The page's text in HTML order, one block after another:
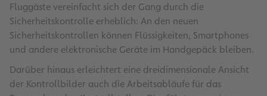
Fluggäste vereinfacht sich der Gang durch die
Sicherheitskontrolle erheblich: An den neuen
Sicherheitskontrollen können Flüssigkeiten, Smartphones
und andere elektronische Geräte im Handgepäck bleiben.
Darüber hinaus erleichtert eine dreidimensionale Ansicht
der Kontrollbilder auch die Arbeitsabläufe für das